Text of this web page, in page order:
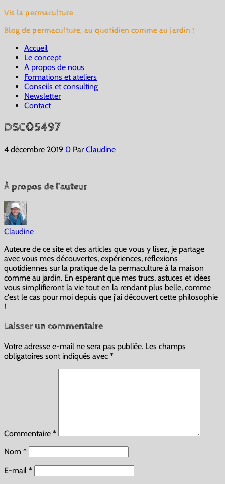
Vis la permaculture
Blog de permaculture, au quotidien comme au jardin !
Accueil
Le concept
A propos de nous
Formations et ateliers
Conseils et consulting
Newsletter
Contact
DSC05497
4 décembre 2019 0 Par Claudine
À propos de l’auteur
Claudine
Auteure de ce site et des articles que vous y lisez, je partage
avec vous mes découvertes, expériences, réflexions
quotidiennes sur la pratique de la permaculture à la maison
comme au jardin. En espérant que mes trucs, astuces et idées
vous simplifieront la vie tout en la rendant plus belle, comme
c'est le cas pour moi depuis que j'ai découvert cette philosophie
!
Laisser un commentaire
Votre adresse e-mail ne sera pas publiée. Les champs
obligatoires sont indiqués avec *
Commentaire *
Nom *
E-mail *